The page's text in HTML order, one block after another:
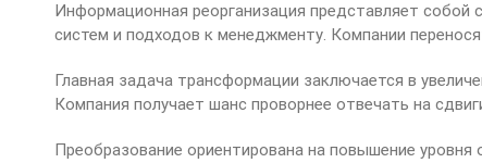
Информационная реорганизация представляет
систем и подходов к менеджменту. Компании
Главная задача трансформации заключается в
Компания получает шанс проворнее отвечать на
Преобразование ориентирована на повышение